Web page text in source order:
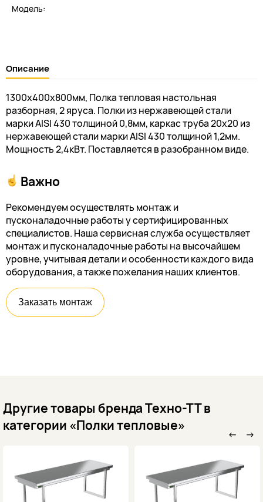
Модель:
Описание
1300х400х800мм, Полка тепловая настольная
разборная, 2 яруса. Полки из нержавеющей стали
марки AISI 430 толщиной 0,8мм, каркас труба 20х20 из
нержавеющей стали марки AISI 430 толщиной 1,2мм.
Мощность 2,4кВт. Поставляется в разобранном виде.
Важно
Рекомендуем осуществлять монтаж и
пусконаладочные работы у сертифицированных
специалистов. Наша сервисная служба осуществляет
монтаж и пусконаладочные работы на высочайшем
уровне, учитывая детали и особенности каждого вида
оборудования, а также пожелания наших клиентов.
Заказать монтаж
Другие товары бренда Техно-ТТ в
категории «Полки тепловые»
← →